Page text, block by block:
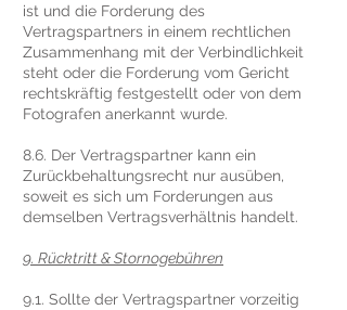
ist und die Forderung des
Vertragspartners in einem rechtlichen
Zusammenhang mit der Verbindlichkeit
steht oder die Forderung vom Gericht
rechtskräftig festgestellt oder von dem
Fotografen anerkannt wurde.
8.6. Der Vertragspartner kann ein
Zurückbehaltungsrecht nur ausüben,
soweit es sich um Forderungen aus
demselben Vertragsverhältnis handelt.
9. Rücktritt & Stornogebühren
9.1. Sollte der Vertragspartner vorzeitig